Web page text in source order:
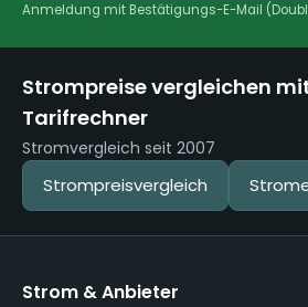
Anmeldung mit Bestätigungs-E-Mail
Strompreise vergleichen
Tarifrechner
Stromvergleich seit 2007
Strompreisvergleich
Strom & Anbieter